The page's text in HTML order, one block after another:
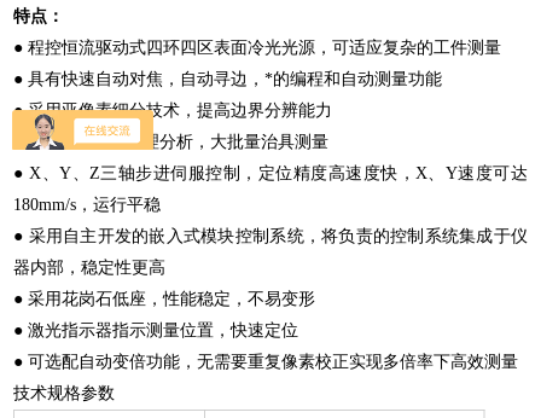
特点：
● 程控恒流驱动式四环四区表面冷光光源，可适应复杂的工件测量
● 具有快速自动对焦，自动寻边，*的编程和自动测量功能
● 采用亚像素细分技术，提高边界分辨能力
● 在线SPC数据处理分析，大批量治具测量
● X、Y、Z三轴步进伺服控制，定位精度高速度快，X、Y速度可达
180mm/s，运行平稳
● 采用自主开发的嵌入式模块控制系统，将负责的控制系统集成于仪
器内部，稳定性更高
● 采用花岗石低座，性能稳定，不易变形
● 激光指示器指示测量位置，快速定位
● 可选配自动变倍功能，无需要重复像素校正实现多倍率下高效测量
技术规格参数